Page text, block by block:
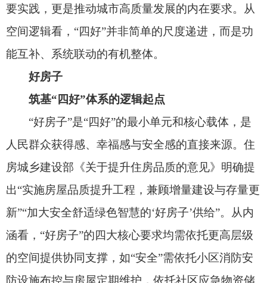
人民群众获得感、幸福感与安全感的直接来源。住
房城乡建设部《关于提升住房品质的意见》明确提
新”“加大安全舒适绿色智慧的‘好房子’供给”。从内
涵看，“好房子”的四大核心要求均需依托更高层级
的空间提供协同支撑，如“安全”需依托小区消防安
防设施布控与房屋定期维护，依托社区应急物资储
备与防灾减灾宣传，依托城市生命线工程保障；“舒
15分钟生活圈打造，依托城区宜居环境营造；“便
利”需依托小区垃圾分类与充电设施等配套，依托社
区便民服务中心与医疗养老设施衔接，依托城区公
共服务设施布局和智慧城市应用场景拓展；“绿
色”需依托小区建筑节能改造与景观绿化，依托绿色